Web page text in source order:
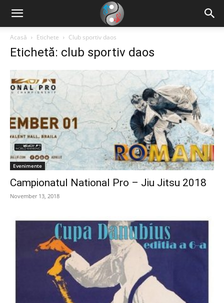
Acasă Etichete Club sportiv daos
Etichetă: club sportiv daos
Evenimente
Campionatul National Pro – Jiu Jitsu 2018
November 13, 2018